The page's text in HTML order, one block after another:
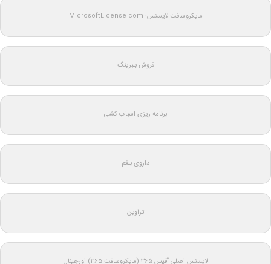
مایکروسافت لایسنس: MicrosoftLicense.com
فروش بلبرینگ
برنامه ریزی اسباب کشی
داروی بلغم
تراوین
لایسنس اصلی آفیس ۳۶۵ (مایکروسافت ۳۶۵) اورجینال